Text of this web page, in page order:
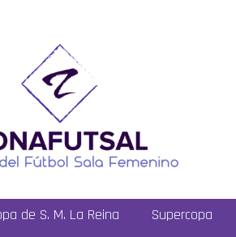
de S. M. La Reina Supercopa